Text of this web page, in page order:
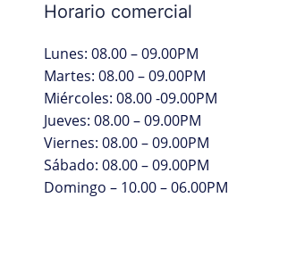
Horario comercial
Lunes: 08.00 – 09.00PM
Martes: 08.00 – 09.00PM
Miércoles: 08.00 -09.00PM
Jueves: 08.00 – 09.00PM
Viernes: 08.00 – 09.00PM
Sábado: 08.00 – 09.00PM
Domingo – 10.00 – 06.00PM